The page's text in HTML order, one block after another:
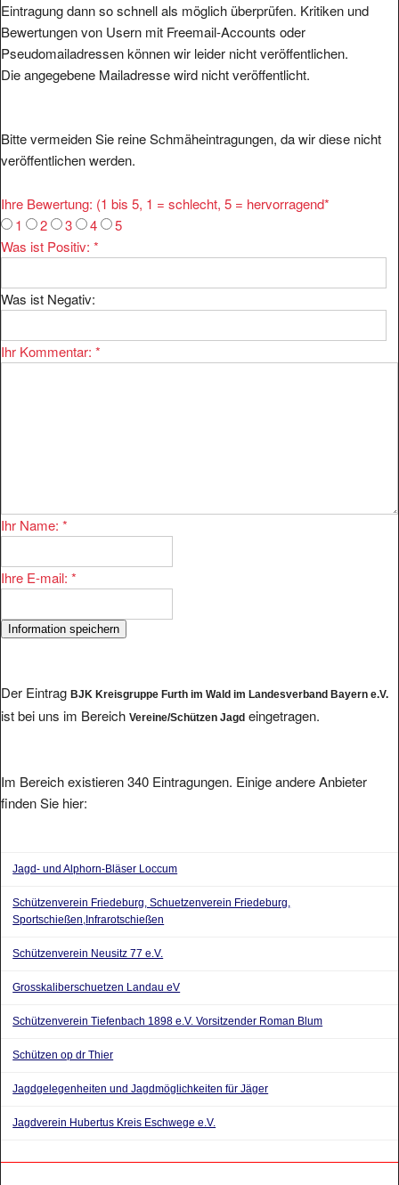
Eintragung dann so schnell als möglich überprüfen. Kritiken und
Bewertungen von Usern mit Freemail-Accounts oder
Pseudomailadressen können wir leider nicht veröffentlichen.
Die angegebene Mailadresse wird nicht veröffentlicht.
Bitte vermeiden Sie reine Schmäheintragungen, da wir diese nicht
veröffentlichen werden.
Ihre Bewertung: (1 bis 5, 1 = schlecht, 5 = hervorragend*
1
2 3 4
5
Was ist Positiv: *
Was ist Negativ:
Ihr Kommentar: *
Ihr Name: *
Ihre E-mail: *
Der Eintrag BJK Kreisgruppe Furth im Wald im Landesverband Bayern e.V.
ist bei uns im Bereich Vereine/Schützen Jagd eingetragen.
Im Bereich existieren 340 Eintragungen. Einige andere Anbieter
finden Sie hier:
Jagd- und Alphorn-Bläser Loccum
Schützenverein Friedeburg, Schuetzenverein Friedeburg,
Sportschießen,Infrarotschießen
Schützenverein Neusitz 77 e.V.
Grosskaliberschuetzen Landau eV
Schützenverein Tiefenbach 1898 e.V. Vorsitzender Roman Blum
Schützen op dr Thier
Jagdgelegenheiten und Jagdmöglichkeiten für Jäger
Jagdverein Hubertus Kreis Eschwege e.V.